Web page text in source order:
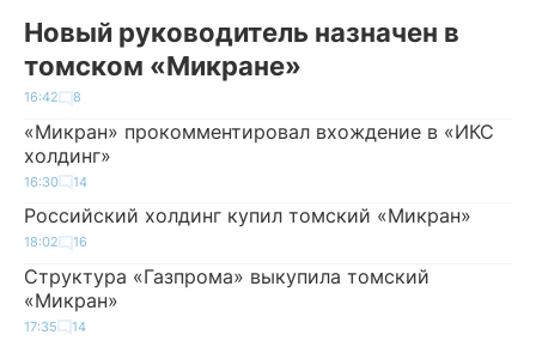
Новый руководитель назначен в
томском «Микране»
16:42 8
«Микран» прокомментировал вхождение в «ИКС
холдинг»
16:30 14
Российский холдинг купил томский «Микран»
18:02 16
Структура «Газпрома» выкупила томский
«Микран»
17:35 14